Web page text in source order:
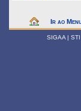
Ir ao
SIGAA |